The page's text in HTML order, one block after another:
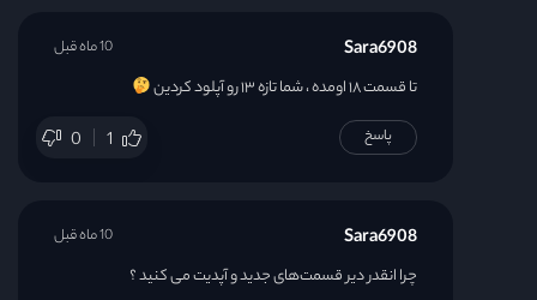
Sara6908
تا قسمت ۱۸ اومده ، شما تازه ۱۳ رو آپلود کردین
0 1
10 ماه قبل
پاسخ
Sara6908
چرا انقدر دیر قسمت‌های جدید و آپدیت می کنید ؟
10 ماه قبل